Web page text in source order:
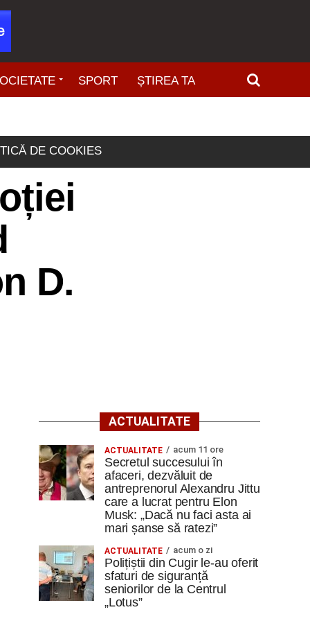
SPORT ȘTIREA TA
DE COOKIES
D.
ACTUALITATE
ACTUALITATE acum 11 ore
Secretul succesului în
afaceri, dezvăluit de
antreprenorul Alexandru Jittu
care a lucrat pentru Elon
Musk: „Dacă nu faci asta ai
mari șanse să ratezi”
ACTUALITATE acum o zi
Polițiștii din Cugir le-au oferit
sfaturi de siguranță
seniorilor de la Centrul
„Lotus”